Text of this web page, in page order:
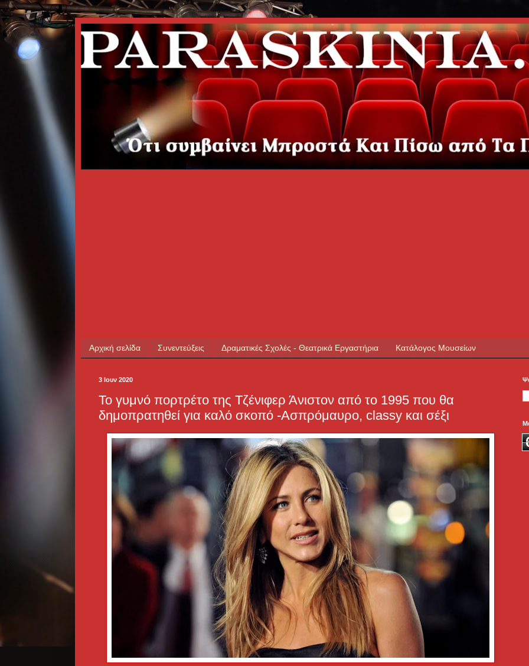
Αρχική σελίδα Συνεντεύξεις Δραματικές Σχολές - Θεατρικά Εργαστήρια Κατάλογος Μουσείων
3 Ιουν 2020
Το γυμνό πορτρέτο της Τζένιφερ Άνιστον από το 1995 που θα
δημοπρατηθεί για καλό σκοπό -Ασπρόμαυρο, classy και σέξι